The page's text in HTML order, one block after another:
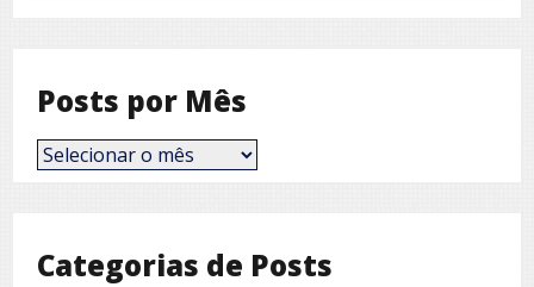
Posts por Mês
Posts
por
Categorias de Posts